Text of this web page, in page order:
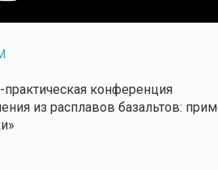
конференция
из расплавов базальтов: